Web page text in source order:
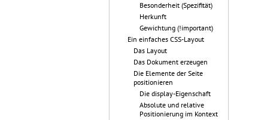
Besonderheit (Spezifität)
Herkunft
Gewichtung (!important)
Ein einfaches CSS-Layout
Das Layout
Das Dokument erzeugen
Die Elemente der Seite
positionieren
Die display-Eigenschaft
Absolute und relative
Positionierung im Kontext